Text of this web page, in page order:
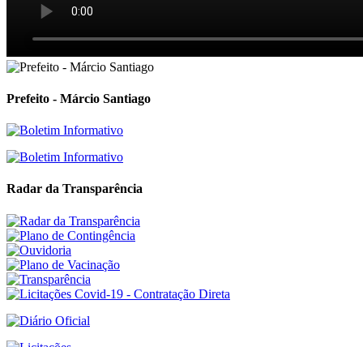
Prefeito - Márcio Santiago
Radar da Transparência